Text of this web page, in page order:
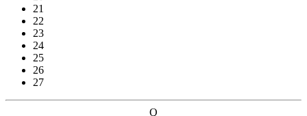
21
22
23
24
25
26
27
Q